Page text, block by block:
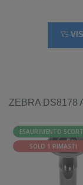
ZEBRA DS8178
ESAURIMENTO
SOLO 1 RIMASTI